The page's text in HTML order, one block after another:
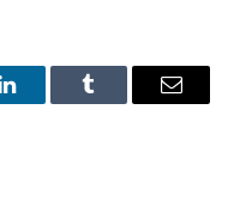
LinkedInTumblr Email